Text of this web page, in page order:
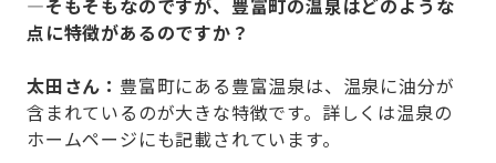
点に特徴があるのですか？
太田さん： 豊富町にある豊富温泉は、温泉に油分が
含まれているのが大きな特徴です。詳しくは温泉の
ホームページにも記載されています。